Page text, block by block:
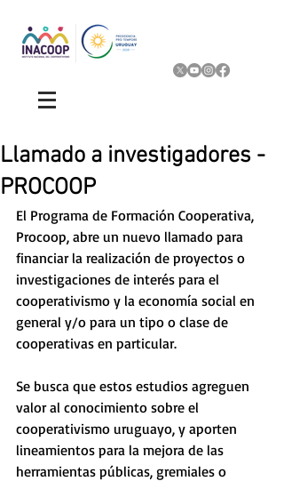
Llamado a investigadores -
PROCOOP
El Programa de Formación Cooperativa,
Procoop, abre un nuevo llamado para
financiar la realización de proyectos o
investigaciones de interés para el
cooperativismo y la economía social en
general y/o para un tipo o clase de
cooperativas en particular.
Se busca que estos estudios agreguen
valor al conocimiento sobre el
cooperativismo uruguayo, y aporten
lineamientos para la mejora de las
herramientas públicas, gremiales o